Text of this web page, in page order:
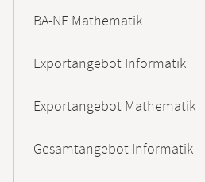
BA-NF Mathematik
Exportangebot Informatik
Exportangebot Mathematik
Gesamtangebot Informatik